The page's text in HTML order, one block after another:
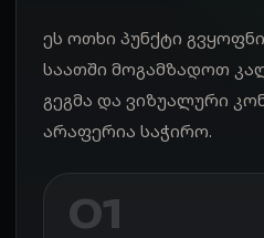
ეს ოთხი პუნქტი
საათში მოგამზადოთ
გეგმა და ვიზუალური
არაფერია საჭირო.
01